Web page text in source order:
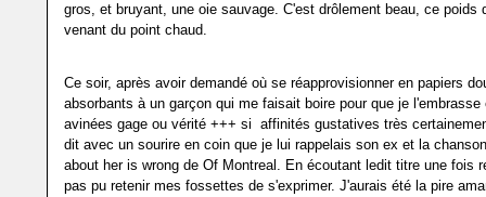
gros, et bruyant, une oie sauvage. C'est drôlement beau, ce poids
venant du point chaud.
Ce soir, après avoir demandé où se réapprovisionner en papiers
absorbants à un garçon qui me faisait boire pour que je l'embrasse
avinées gage ou vérité +++ si affinités gustatives très
dit avec un sourire en coin que je lui rappelais son ex et la
about her is wrong de Of Montreal. En écoutant ledit titre une fois
pas pu retenir mes fossettes de s'exprimer. J'aurais été la pire